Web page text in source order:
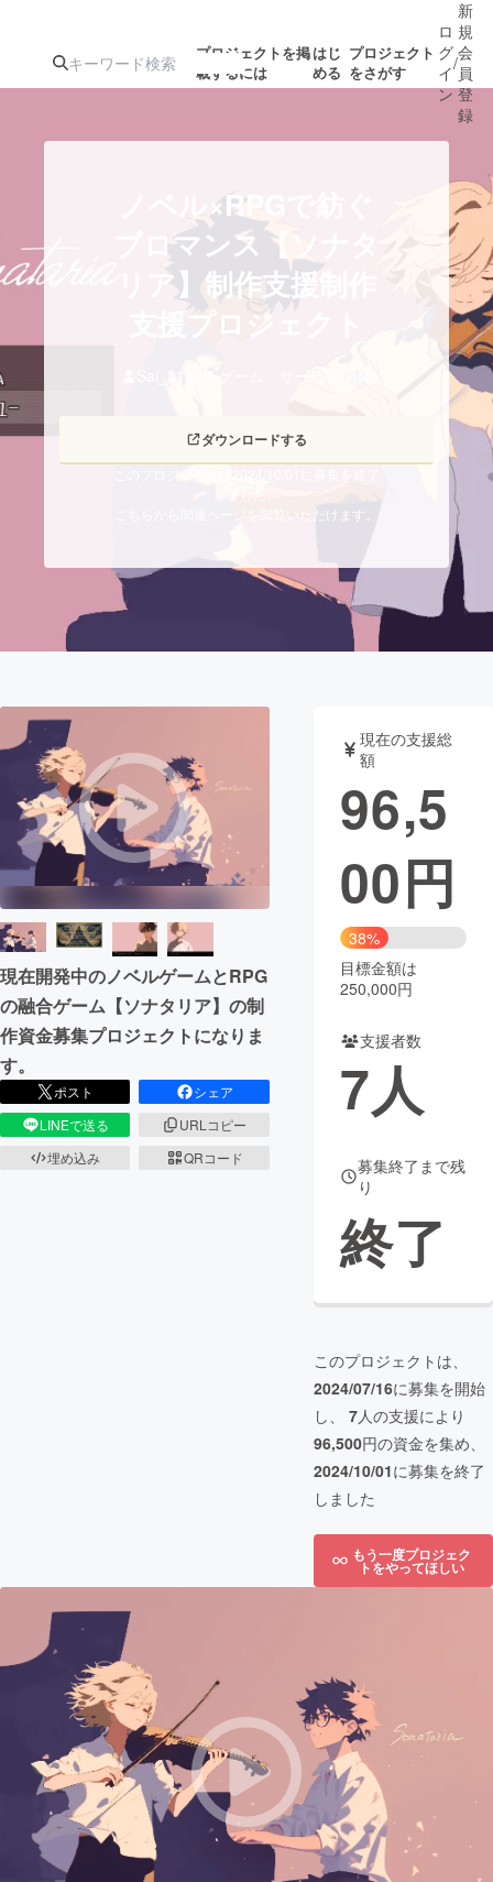
プロジェクトを掲
載するには
はじ
める
プロジェクト
をさがす
ジェクト
もうすぐ公開
されます
アート・写真
ゲーム・
映像・映画 書籍・雑誌
チャレンジ
CAMPFIRE for Social Good
CAMPFIRE Creation
コミュニティ
ロ
グ
イ
ン
/
新
規
会
員
登
録
ノベル×RPGで紡ぐ
ブロマンス【ソナタ
リア】制作支援制作
支援プロジェクト
ダウンロードする
こちらから関連ページを閲覧いただけます。
現在開発中のノベルゲームとRPG
の融合ゲーム【ソナタリア】の制
作資金募集プロジェクトになりま
す。
ポスト
シェア
LINEで送る
URLコピー
埋め込み
QRコード
現在の支援総
額
96,5
00円
38%
目標金額は
250,000円
支援者数
7人
募集終了まで残
り
終了
このプロジェクトは、
2024/07/16に募集を開始
し、 7人の支援により
96,500円の資金を集め、
2024/10/01に募集を終了
しました
もう一度プロジェク
トをやってほしい